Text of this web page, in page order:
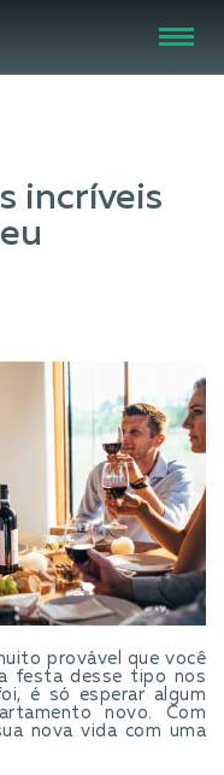
FECHAR
incríveis
provável que você
festa desse tipo nos
é só esperar algum
novo. Com
nova vida com uma